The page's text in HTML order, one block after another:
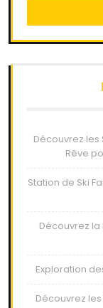
Découvrez les
Rêve
Station de Ski
Découvrez la
Exploration
Découvrez